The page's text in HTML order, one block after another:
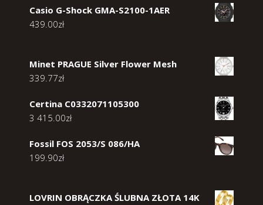
Casio G-Shock GMA-S2100-1AER
439.00zł
Minet PRAGUE Silver Flower Mesh
339.77zł
Certina C0332071105300
3 415.00zł
Fossil FOS 2053/S 086/HA
199.90zł
LOVRIN OBRĄCZKA ŚLUBNA ZŁOTA 14K